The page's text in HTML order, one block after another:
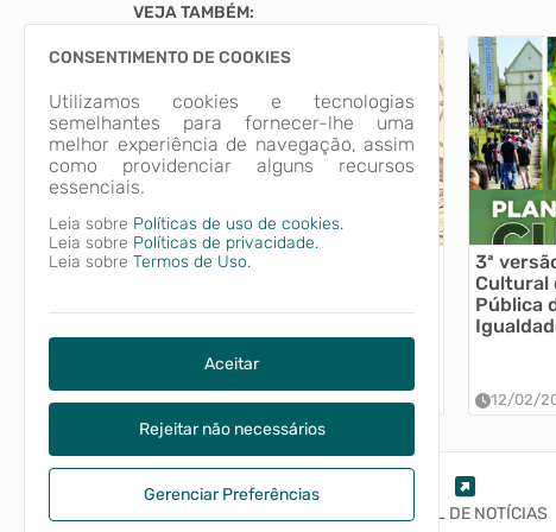
VEJA TAMBÉM:
Saiu a lista oficial dos
15/05/2026 14h58
3ª
Cultural
Pública
12/02/
PORTAL DE NOTÍCIAS
CONSENTIMENTO DE COOKIES
Utilizamos cookies e tecnologias
semelhantes para fornecer-lhe uma
melhor experiência de navegação, assim
como providenciar alguns recursos
essenciais.
Leia sobre Políticas de uso de cookies.
Leia sobre Políticas de privacidade.
Leia sobre Termos de Uso.
Aceitar
Rejeitar não necessários
Gerenciar Preferências